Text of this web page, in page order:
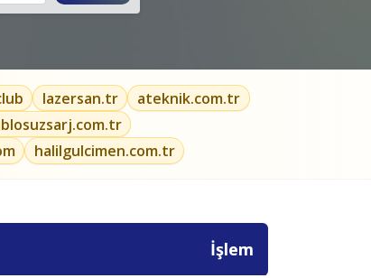
lazersan.tr
ateknik.com.tr
halilgulcimen.com.tr
İşlem